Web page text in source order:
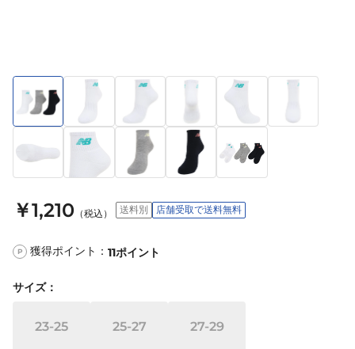
￥1,210 （税込） 送料別 店舗受取で送料無料
P 獲得ポイント： 11ポイント
サイズ：
23-25 25-27 27-29